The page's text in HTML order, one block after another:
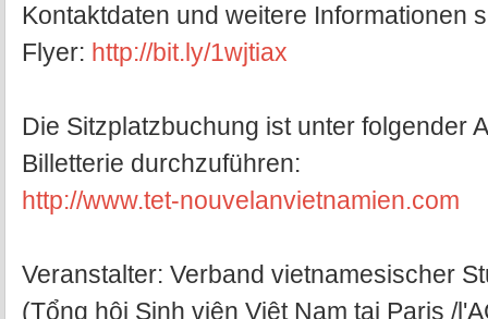
Kontaktdaten und weitere Informationen
Flyer: http://bit.ly/1wjtiax
Die Sitzplatzbuchung ist unter folgender
Billetterie durchzuführen:
http://www.tet-nouvelanvietnamien.com
Veranstalter: Verband vietnamesischer
(Tổng hội Sinh viên Việt Nam tại Paris /